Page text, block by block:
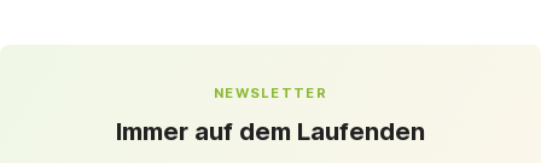
NEWSLETTER
Immer auf dem Laufenden